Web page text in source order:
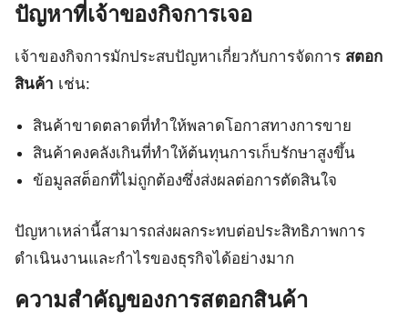
ปัญหาที่เจ้าของกิจการเจอ
เจ้าของกิจการมักประสบปัญหาเกี่ยวกับการจัดการ สตอก
สินค้า เช่น:
สินค้าขาดตลาดที่ทำให้พลาดโอกาสทางการขาย
สินค้าคงคลังเกินที่ทำให้ต้นทุนการเก็บรักษาสูงขึ้น
ข้อมูลสต็อกที่ไม่ถูกต้องซึ่งส่งผลต่อการตัดสินใจ
ปัญหาเหล่านี้สามารถส่งผลกระทบต่อประสิทธิภาพการ
ดำเนินงานและกำไรของธุรกิจได้อย่างมาก
ความสำคัญของการสตอกสินค้า